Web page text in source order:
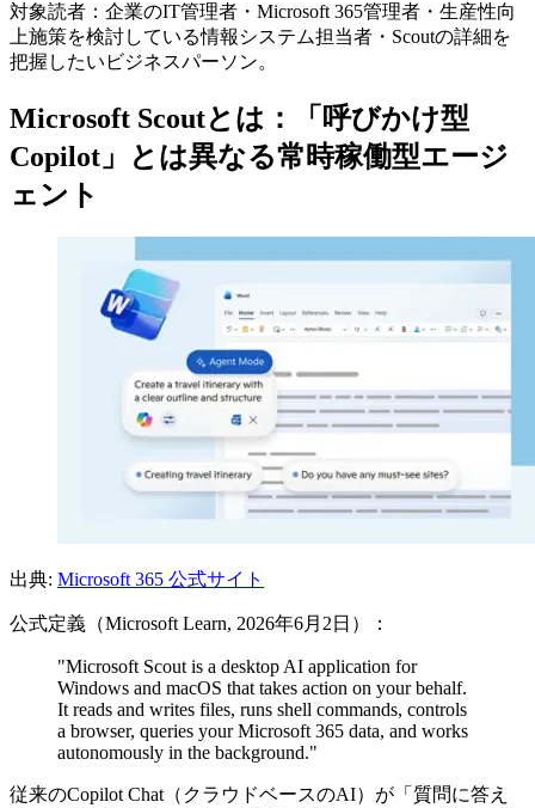
対象読者：企業のIT管理者・Microsoft 365管理者・生産性向
上施策を検討している情報システム担当者・Scoutの詳細を
把握したいビジネスパーソン。
Microsoft Scoutとは：「呼びかけ型
Copilot」とは異なる常時稼働型エージ
ェント
出典: Microsoft 365 公式サイト
公式定義（Microsoft Learn, 2026年6月2日）：
"Microsoft Scout is a desktop AI application for
Windows and macOS that takes action on your behalf.
It reads and writes files, runs shell commands, controls
a browser, queries your Microsoft 365 data, and works
autonomously in the background."
従来のCopilot Chat（クラウドベースのAI）が「質問に答え